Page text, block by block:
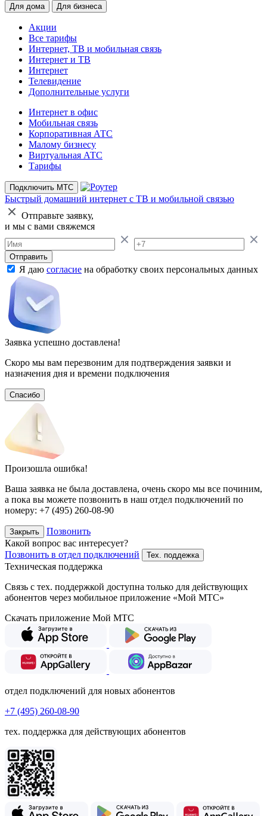
Для дома Для бизнеса
Акции
Все тарифы
Интернет, ТВ и мобильная связь
Интернет и ТВ
Интернет
Телевидение
Дополнительные услуги
Интернет в офис
Мобильная связь
Корпоративная АТС
Малому бизнесу
Виртуальная АТС
Тарифы
Подключить МТС
Быстрый домашний интернет с ТВ и мобильной связью
Отправьте заявку,
и мы с вами свяжемся
Отправить
Я даю согласие на обработку своих персональных данных
Заявка успешно доставлена!
Скоро мы вам перезвоним для подтверждения заявки и
назначения дня и времени подключения
Спасибо
Произошла ошибка!
Ваша заявка не была доставлена, очень скоро мы все починим,
а пока вы можете позвонить в наш отдел подключений по
номеру: +7 (495) 260-08-90
Закрыть
Позвонить
Какой вопрос вас интересует?
Позвонить в отдел подключений
Тех. поддежка
Техническая поддержка
Связь с тех. поддержкой доступна только для действующих
абонентов через мобильное приложение «Мой МТС»
Скачать приложение Мой МТС
отдел подключений для новых абонентов
+7 (495) 260-08-90
тех. поддержка для действующих абонентов